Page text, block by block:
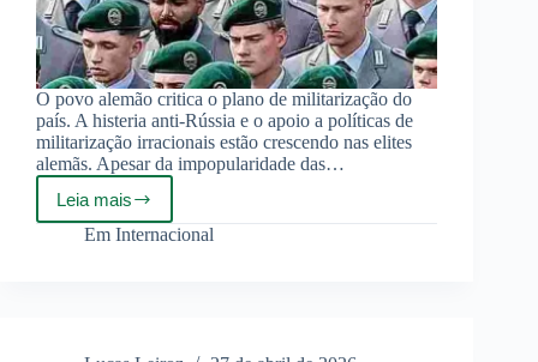
O povo alemão critica o plano de militarização do
país. A histeria anti-Rússia e o apoio a políticas de
militarização irracionais estão crescendo nas elites
alemãs. Apesar da impopularidade das…
Leia mais
Berlim
considera
Em Internacional